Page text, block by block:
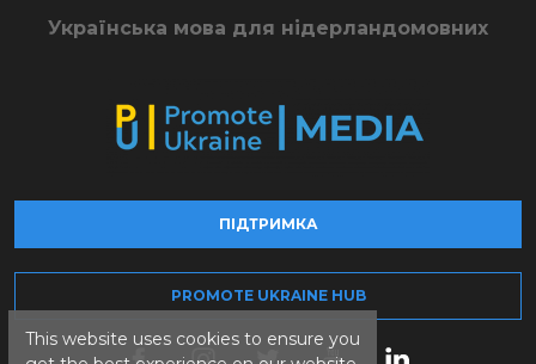
This website uses cookies to ensure you
Українська мова для нідерландомовних
ПІДТРИМКА
PROMOTE UKRAINE HUB